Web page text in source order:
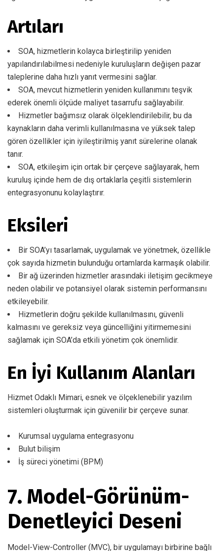
Artıları
SOA, hizmetlerin kolayca birleştirilip yeniden
yapılandırılabilmesi nedeniyle kuruluşların değişen pazar
taleplerine daha hızlı yanıt vermesini sağlar.
SOA, mevcut hizmetlerin yeniden kullanımını teşvik
ederek önemli ölçüde maliyet tasarrufu sağlayabilir.
Hizmetler bağımsız olarak ölçeklendirilebilir, bu da
kaynakların daha verimli kullanılmasına ve yüksek talep
gören özellikler için iyileştirilmiş yanıt sürelerine olanak
tanır.
SOA, etkileşim için ortak bir çerçeve sağlayarak, hem
kuruluş içinde hem de dış ortaklarla çeşitli sistemlerin
entegrasyonunu kolaylaştırır.
Eksileri
Bir SOA’yı tasarlamak, uygulamak ve yönetmek, özellikle
çok sayıda hizmetin bulunduğu ortamlarda karmaşık olabilir.
Bir ağ üzerinden hizmetler arasındaki iletişim gecikmeye
neden olabilir ve potansiyel olarak sistemin performansını
etkileyebilir.
Hizmetlerin doğru şekilde kullanılmasını, güvenli
kalmasını ve gereksiz veya güncelliğini yitirmemesini
sağlamak için SOA’da etkili yönetim çok önemlidir.
En İyi Kullanım Alanları
Hizmet Odaklı Mimari, esnek ve ölçeklenebilir yazılım
sistemleri oluşturmak için güvenilir bir çerçeve sunar.
Kurumsal uygulama entegrasyonu
Bulut bilişim
İş süreci yönetimi (BPM)
7. Model-Görünüm-
Denetleyici Deseni
Model-View-Controller (MVC), bir uygulamayı birbirine bağlı